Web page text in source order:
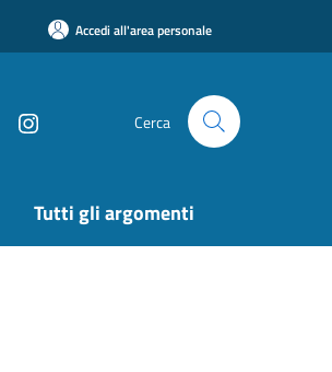
Accedi all'area personale
Cerca
Tutti gli argomenti